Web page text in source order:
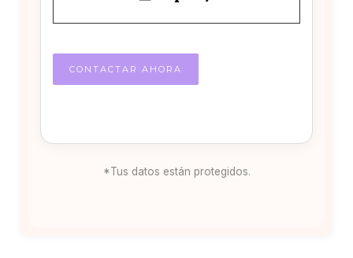
*Tus datos están protegidos.